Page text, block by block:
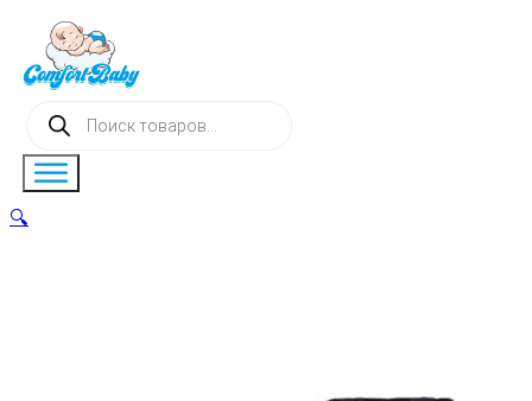
Поиск
товаров
🔍